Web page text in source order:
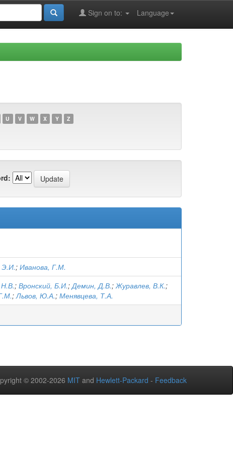
Language
Sign on to:
U V W X Y Z
Э.И.; Иванова, Г.М.
; Вронский, Б.И.;Демин, Д.В.;Журавлев, В.К.;
;Львов, Ю.А.; Менявцева, Т.А.
© 2002-2026 MIT and Hewlett-Packard - Feedback